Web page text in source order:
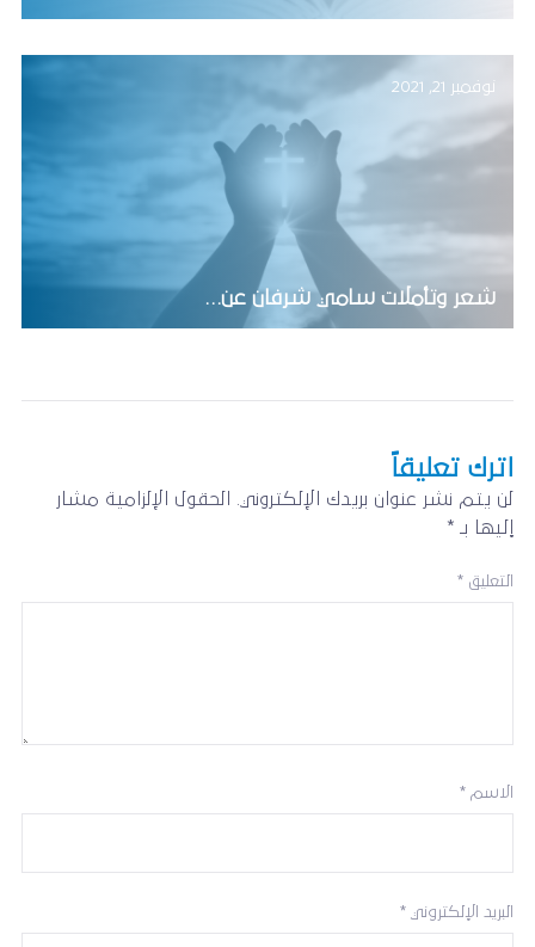
نوفمبر 21, 2021
شعر وتأملات سامي شرفان عن…
اترك تعليقاً
لن يتم نشر عنوان بريدك الإلكتروني.
الحقول الإلزامية مشار
إليها بـ *
التعليق *
الاسم *
البريد الإلكتروني *